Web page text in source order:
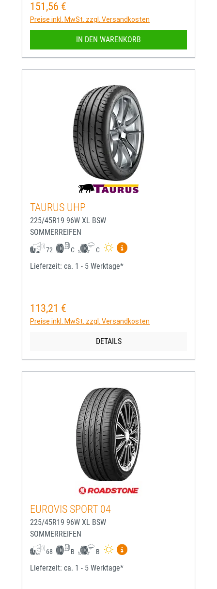
Regulärer Preis:
151,56 €
Preise inkl. MwSt. zzgl. Versandkosten
IN DEN WARENKORB
TAURUS UHP
225/45R19 96W XL BSW
SOMMERREIFEN
72 C C
Mehr Informationen zum
Lieferzeit: ca. 1 - 5 Werktage*
Regulärer Preis:
113,21 €
Preise inkl. MwSt. zzgl. Versandkosten
DETAILS
EUROVIS SPORT 04
225/45R19 96W XL BSW
SOMMERREIFEN
68 B B
Mehr Informationen zum
Lieferzeit: ca. 1 - 5 Werktage*